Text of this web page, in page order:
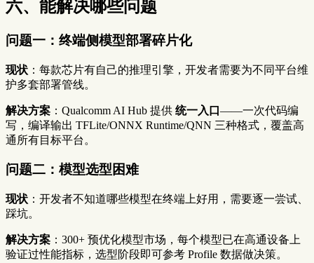
六、能解决哪些问题
问题一：终端侧模型部署碎片化
现状 ：每款芯片有自己的推理引擎，开发者需要为不同平台维
护多套部署管线。
解决方案 ：Qualcomm AI Hub 提供 统一入口 ——一次代码编
写，编译输出 TFLite/ONNX Runtime/QNN 三种格式，覆盖高
通所有目标平台。
问题二：模型选型困难
现状 ：开发者不知道哪些模型在终端上好用，需要逐一尝试、
踩坑。
解决方案 ：300+ 预优化模型市场，每个模型已在高通设备上
验证过性能指标，选型阶段即可参考 Profile 数据做决策。